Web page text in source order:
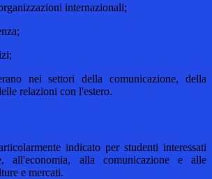
internazionali;
nei settori della comunicazione, della
relazioni con l'estero.
indicato per studenti interessati
all'economia, alla comunicazione e alle
e mercati.